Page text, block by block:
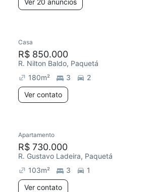
Ver 20 anúncios
Casa
R$ 850.000
R. Nilton Baldo, Paquetá
180m² 3
2
Ver contato
Apartamento
R$ 730.000
R. Gustavo Ladeira, Paquetá
103m² 3
1
Ver contato